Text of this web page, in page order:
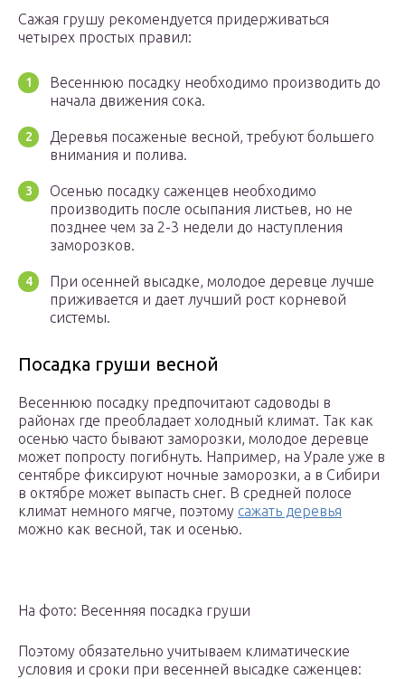
Сажая грушу рекомендуется придерживаться
четырех простых правил:
Весеннюю посадку необходимо производить до
начала движения сока.
Деревья посаженые весной, требуют большего
внимания и полива.
Осенью посадку саженцев необходимо
производить после осыпания листьев, но не
позднее чем за 2-3 недели до наступления
заморозков.
При осенней высадке, молодое деревце лучше
приживается и дает лучший рост корневой
системы.
Посадка груши весной
Весеннюю посадку предпочитают садоводы в
районах где преобладает холодный климат. Так как
осенью часто бывают заморозки, молодое деревце
может попросту погибнуть. Например, на Урале уже в
сентябре фиксируют ночные заморозки, а в Сибири
в октябре может выпасть снег. В средней полосе
климат немного мягче, поэтому сажать деревья
можно как весной, так и осенью.
На фото: Весенняя посадка груши
Поэтому обязательно учитываем климатические
условия и сроки при весенней высадке саженцев: